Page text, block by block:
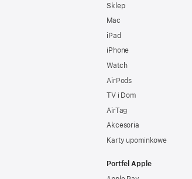
Sklep
Mac
iPad
iPhone
Watch
AirPods
TV i Dom
AirTag
Akcesoria
Karty upominkowe
Portfel Apple